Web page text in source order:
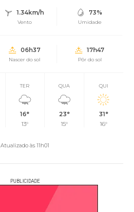
1.34km/h
Vento
73%
Umidade
06h37
Nascer do sol
17h47
Pôr do sol
TER
16°
13°
QUA
23°
15°
QUI
31°
16°
Atualizado às 11h01
PUBLICIDADE